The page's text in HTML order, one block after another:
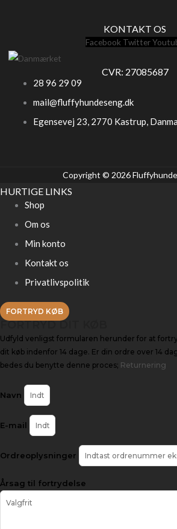
KONTAKT OS
Facebook Twitter
CVR: 27085687
28 96 29 09
mail@fluffyhundeseng.dk
Egensevej 23, 2770 Kastrup,
Copyright © 2026
HURTIGE LINKS
Shop
Om os
Min konto
Kontakt os
Privatlivspolitik
FORTRYD KØB
FORTRYD DIT KØB
Udfyld venligst formularen herunder for at
dit køb indenfor 14 dage. Er din ordre over 14
bedes du benytte denne proces; Returnering
Navn
E-mail
Ordreoplysninger
Årsag til fortrydelse